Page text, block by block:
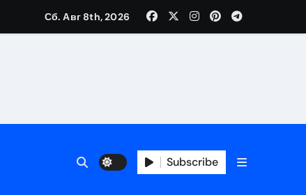
сделки
Сб. Авг 8th, 2026
Subscribe